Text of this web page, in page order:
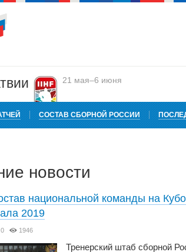
21 мая–6 июня
СОСТАВ СБОРНОЙ РОССИИ
новости
национальной команды на
2019
0 1946
Тренерский штаб сборной